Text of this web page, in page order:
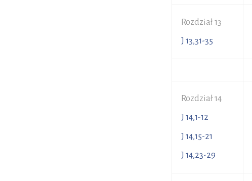
Rozdział 13
J 13,31-35
Rozdział 14
J 14,1-12
J 14,15-21
J 14,23-29